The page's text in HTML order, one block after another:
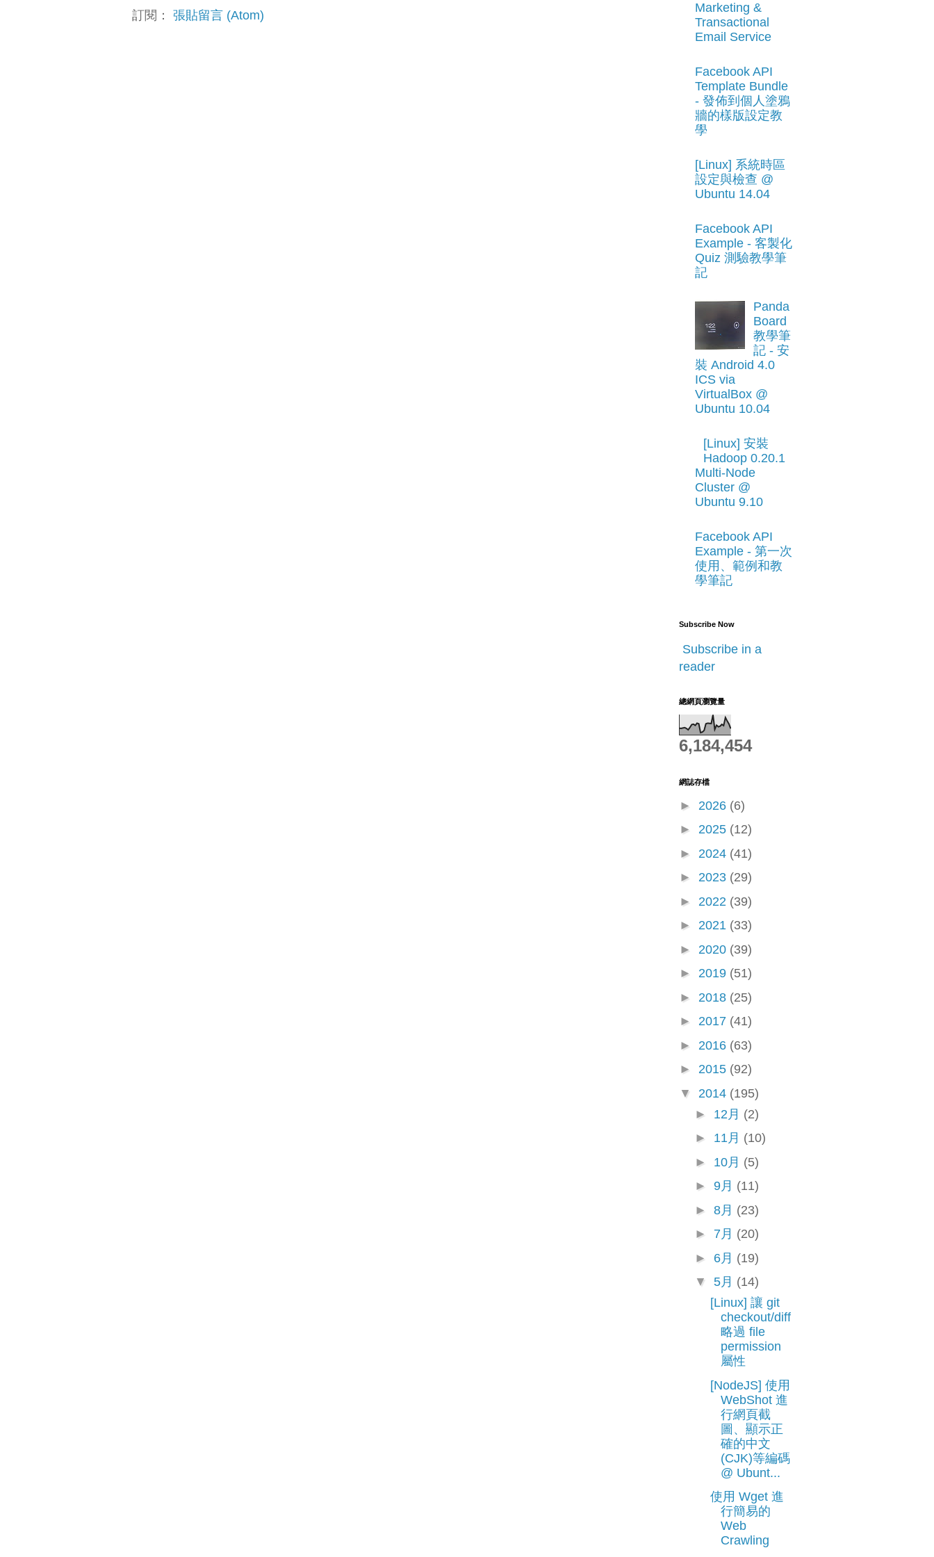
訂閱： 張貼留言 (Atom)
Marketing &
Transactional
Email Service
Facebook API
Template Bundle
- 發佈到個人塗鴉
牆的樣版設定教
學
[Linux] 系統時區
設定與檢查 @
Ubuntu 14.04
Facebook API
Example - 客製化
Quiz 測驗教學筆
記
Panda
Board
教學筆
記 - 安
裝 Android 4.0
ICS via
VirtualBox @
Ubuntu 10.04
[Linux] 安裝
Hadoop 0.20.1
Multi-Node
Cluster @
Ubuntu 9.10
Facebook API
Example - 第一次
使用、範例和教
學筆記
Subscribe Now
Subscribe in a
reader
總網頁瀏覽量
6,184,454
網誌存檔
► 2026 (6)
► 2025 (12)
► 2024 (41)
► 2023 (29)
► 2022 (39)
► 2021 (33)
► 2020 (39)
► 2019 (51)
► 2018 (25)
► 2017 (41)
► 2016 (63)
► 2015 (92)
▼ 2014 (195)
► 12月 (2)
► 11月 (10)
► 10月 (5)
► 9月 (11)
► 8月 (23)
► 7月 (20)
► 6月 (19)
▼ 5月 (14)
[Linux] 讓 git
checkout/diff
略過 file
permission
屬性
[NodeJS] 使用
WebShot 進
行網頁截
圖、顯示正
確的中文
(CJK)等編碼
@ Ubunt...
使用 Wget 進
行簡易的
Web
Crawling